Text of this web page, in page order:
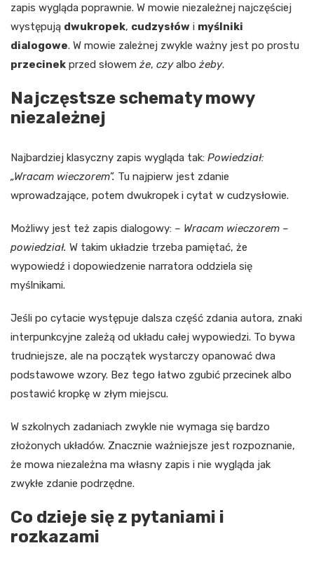
zapis wygląda poprawnie. W mowie niezależnej najczęściej
występują dwukropek, cudzysłów i myślniki
dialogowe. W mowie zależnej zwykle ważny jest po prostu
przecinek przed słowemże, czyalbożeby.
Najczęstsze schematy mowy
niezależnej
Najbardziej klasyczny zapis wygląda tak: Powiedział:
„Wracam wieczorem”. Tu najpierw jest zdanie
wprowadzające, potem dwukropek i cytat w cudzysłowie.
Możliwy jest też zapis dialogowy: – Wracam wieczorem –
powiedział. W takim układzie trzeba pamiętać, że
wypowiedź i dopowiedzenie narratora oddziela się
myślnikami.
Jeśli po cytacie występuje dalsza część zdania autora, znaki
interpunkcyjne zależą od układu całej wypowiedzi. To bywa
trudniejsze, ale na początek wystarczy opanować dwa
podstawowe wzory. Bez tego łatwo zgubić przecinek albo
postawić kropkę w złym miejscu.
W szkolnych zadaniach zwykle nie wymaga się bardzo
złożonych układów. Znacznie ważniejsze jest rozpoznanie,
że mowa niezależna ma własny zapis i nie wygląda jak
zwykłe zdanie podrzędne.
Co dzieje się z pytaniami i
rozkazami